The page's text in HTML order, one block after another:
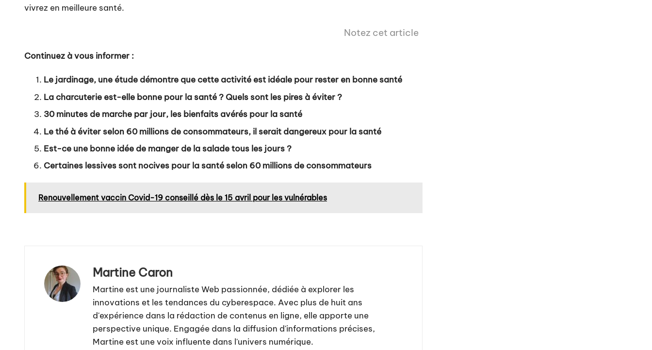
vivrez en meilleure santé.
Notez cet article
Continuez à vous informer :
Le jardinage, une étude démontre que cette activité est idéale pour rester en bonne santé
La charcuterie est-elle bonne pour la santé ? Quels sont les pires à éviter ?
30 minutes de marche par jour, les bienfaits avérés pour la santé
Le thé à éviter selon 60 millions de consommateurs, il serait dangereux pour la santé
Est-ce une bonne idée de manger de la salade tous les jours ?
Certaines lessives sont nocives pour la santé selon 60 millions de consommateurs
Renouvellement vaccin Covid-19 conseillé dès le 15 avril pour les vulnérables
Martine Caron
Martine est une journaliste Web passionnée, dédiée à explorer les
innovations et les tendances du cyberespace. Avec plus de huit ans
d'expérience dans la rédaction de contenus en ligne, elle apporte une
perspective unique. Engagée dans la diffusion d'informations précises,
Martine est une voix influente dans l'univers numérique.